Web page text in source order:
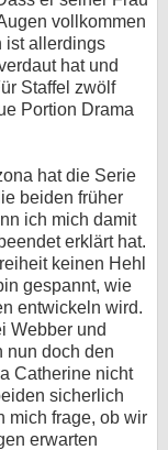
vollkommen
ist allerdings
hat und
Staffel zwölf
Portion Drama
hat die Serie
beiden früher
ich mich damit
erklärt hat.
keinen Hehl
gespannt, wie
entwickeln wird.
Webber und
nun doch den
Catherine nicht
sicherlich
mich frage, ob wir
erwarten